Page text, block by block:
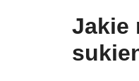
Jakie